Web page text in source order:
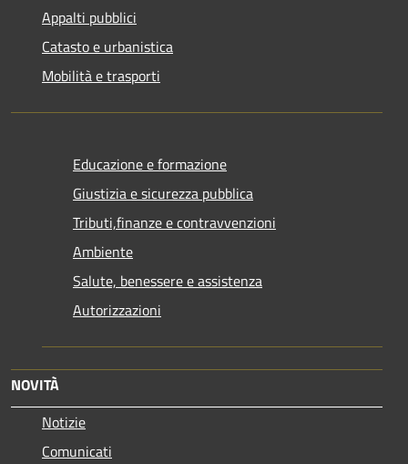
Appalti pubblici
Catasto e urbanistica
Mobilità e trasporti
Educazione e formazione
Giustizia e sicurezza pubblica
Tributi,finanze e contravvenzioni
Ambiente
Salute, benessere e assistenza
Autorizzazioni
NOVITÀ
Notizie
Comunicati